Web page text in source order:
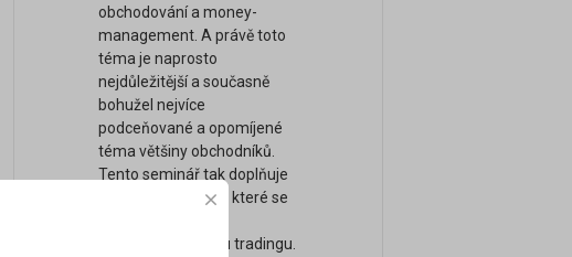
obchodování a money-
management. A právě toto
téma je naprosto
nejdůležitější a současně
bohužel nejvíce
podceňované a opomíjené
téma většiny obchodníků.
Tento seminář tak doplňuje
naše ostatní kurzy, které se
technickou stránku tradingu.